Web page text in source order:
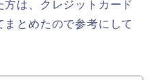
は、クレジットカード
とめたので参考にして